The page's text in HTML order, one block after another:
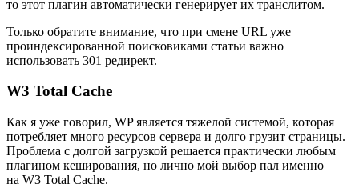
то этот плагин автоматически генерирует их транслитом.
Только обратите внимание, что при смене URL уже
проиндексированной поисковиками статьи важно
использовать 301 редирект.
W3 Total Cache
Как я уже говорил, WP является тяжелой системой, которая
потребляет много ресурсов сервера и долго грузит страницы.
Проблема с долгой загрузкой решается практически любым
плагином кеширования, но лично мой выбор пал именно
на W3 Total Cache.